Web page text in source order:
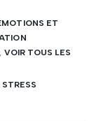
ET
, VOIR TOUS LES
STRESS